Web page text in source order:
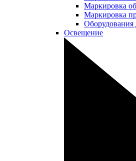
Маркировка
Маркировка
Оборудования
Освещение